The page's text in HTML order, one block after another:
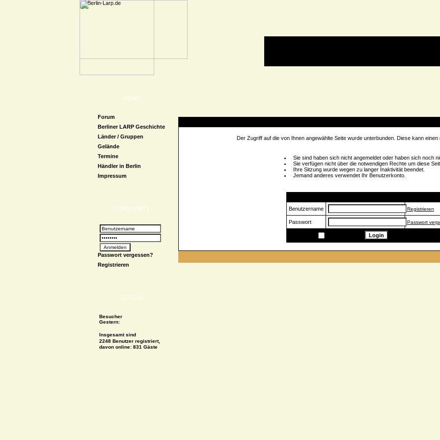
HOME
Forum
Berliner LARP Geschichte
Länder / Gruppen
Gelände
Termine
Händler in Berlin
Impressum
COMMUNITY
Passwort vergessen?
Registrieren
STATUS
Besucher
Gestern:
Insgesamt sind
2248 Benutzer registriert,
davon online: 831 Gäste
Der Zugriff auf die von Ihnen angewählte Seite wurde unterbunden. Diese kann
Sie sind haben sich nicht angemeldet oder haben sich noch
Sie verfügen nicht über die notwendigen Rechte um diese
Ihre Sitzung wurde wegen zu langer Inaktivität beendet.
Jemand anderes verwendet Ihr Benutzerkonto.
Benutzername Registrieren
Passwort Passwort